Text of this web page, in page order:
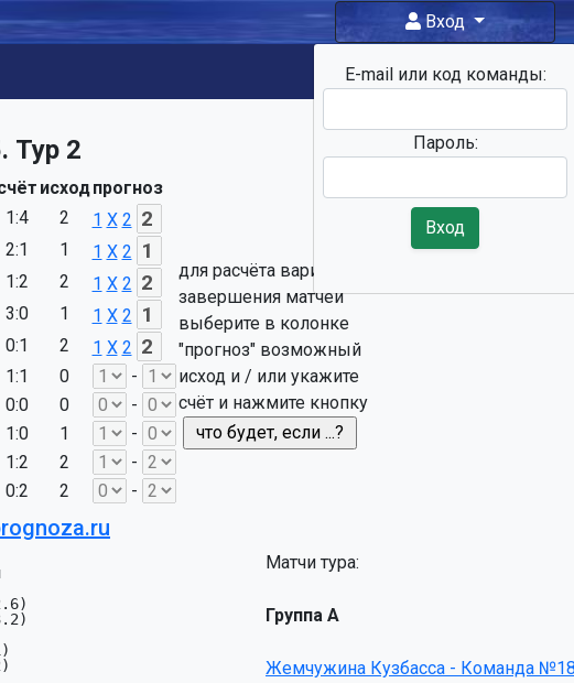
Вход
E-mail или код команды:
Пароль:
Вход
Тур 2
исходпрогноз
1:4 2 1 X 2
для расчёта вариантов
завершения матчей
выберите в колонке
"прогноз" возможный
исход и / или укажите
счёт и нажмите кнопку
2:1 1 1 X 2
1:2 2 1 X 2
3:0 1 1 X 2
0:1 2 1 X 2
1:1 0
-
0:0 0
-
1:0 1
-
1:2 2
-
0:2 2 -
Матчи тура:
Группа A
Жемчужина Кузбасса - Команда